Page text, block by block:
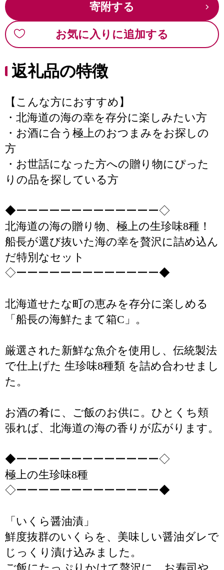
寄附する
お気に入りに追加する
返礼品の特徴
【こんな方におすすめ】
・北海道の海の幸を存分に楽しみたい方
・お酒に合う極上のおつまみをお探しの
方
・お世話になった方への贈り物にぴった
りの品を探している方
◆ーーーーーーーーーーーーー◇
北海道の海の贈り物、極上の生珍味8種！
船長が選び抜いた海の幸を贅沢に詰め込ん
だ特別なセット
◇ーーーーーーーーーーーーー◆
北海道せたな町の恵みを存分に楽しめる
「船長の海鮮たまて箱C」。
厳選された新鮮な魚介を使用し、伝統製法
で仕上げた 生珍味8種類 を詰め合わせまし
た。
お酒の肴に、ご飯のお供に。ひとくち頬
張れば、北海道の海の香りが広がります。
◆ーーーーーーーーーーーーー◇
極上の生珍味8種
◇ーーーーーーーーーーーーー◆
「いくら醤油漬」
鮮度抜群のいくらを、美味しい醤油ダレで
じっくり漬け込みました。